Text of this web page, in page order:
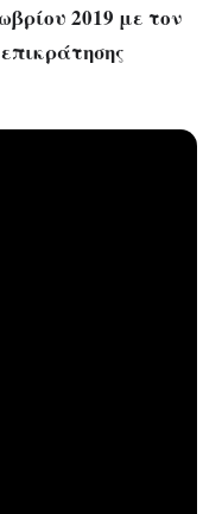
2019 με τον